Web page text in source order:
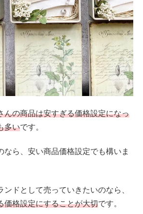
んの商品は安すぎる価格設定になっ
多いです。
なら、安い商品価格設定でも構いま
ンドとして売っていきたいのなら、
価格設定にすることが大切です。